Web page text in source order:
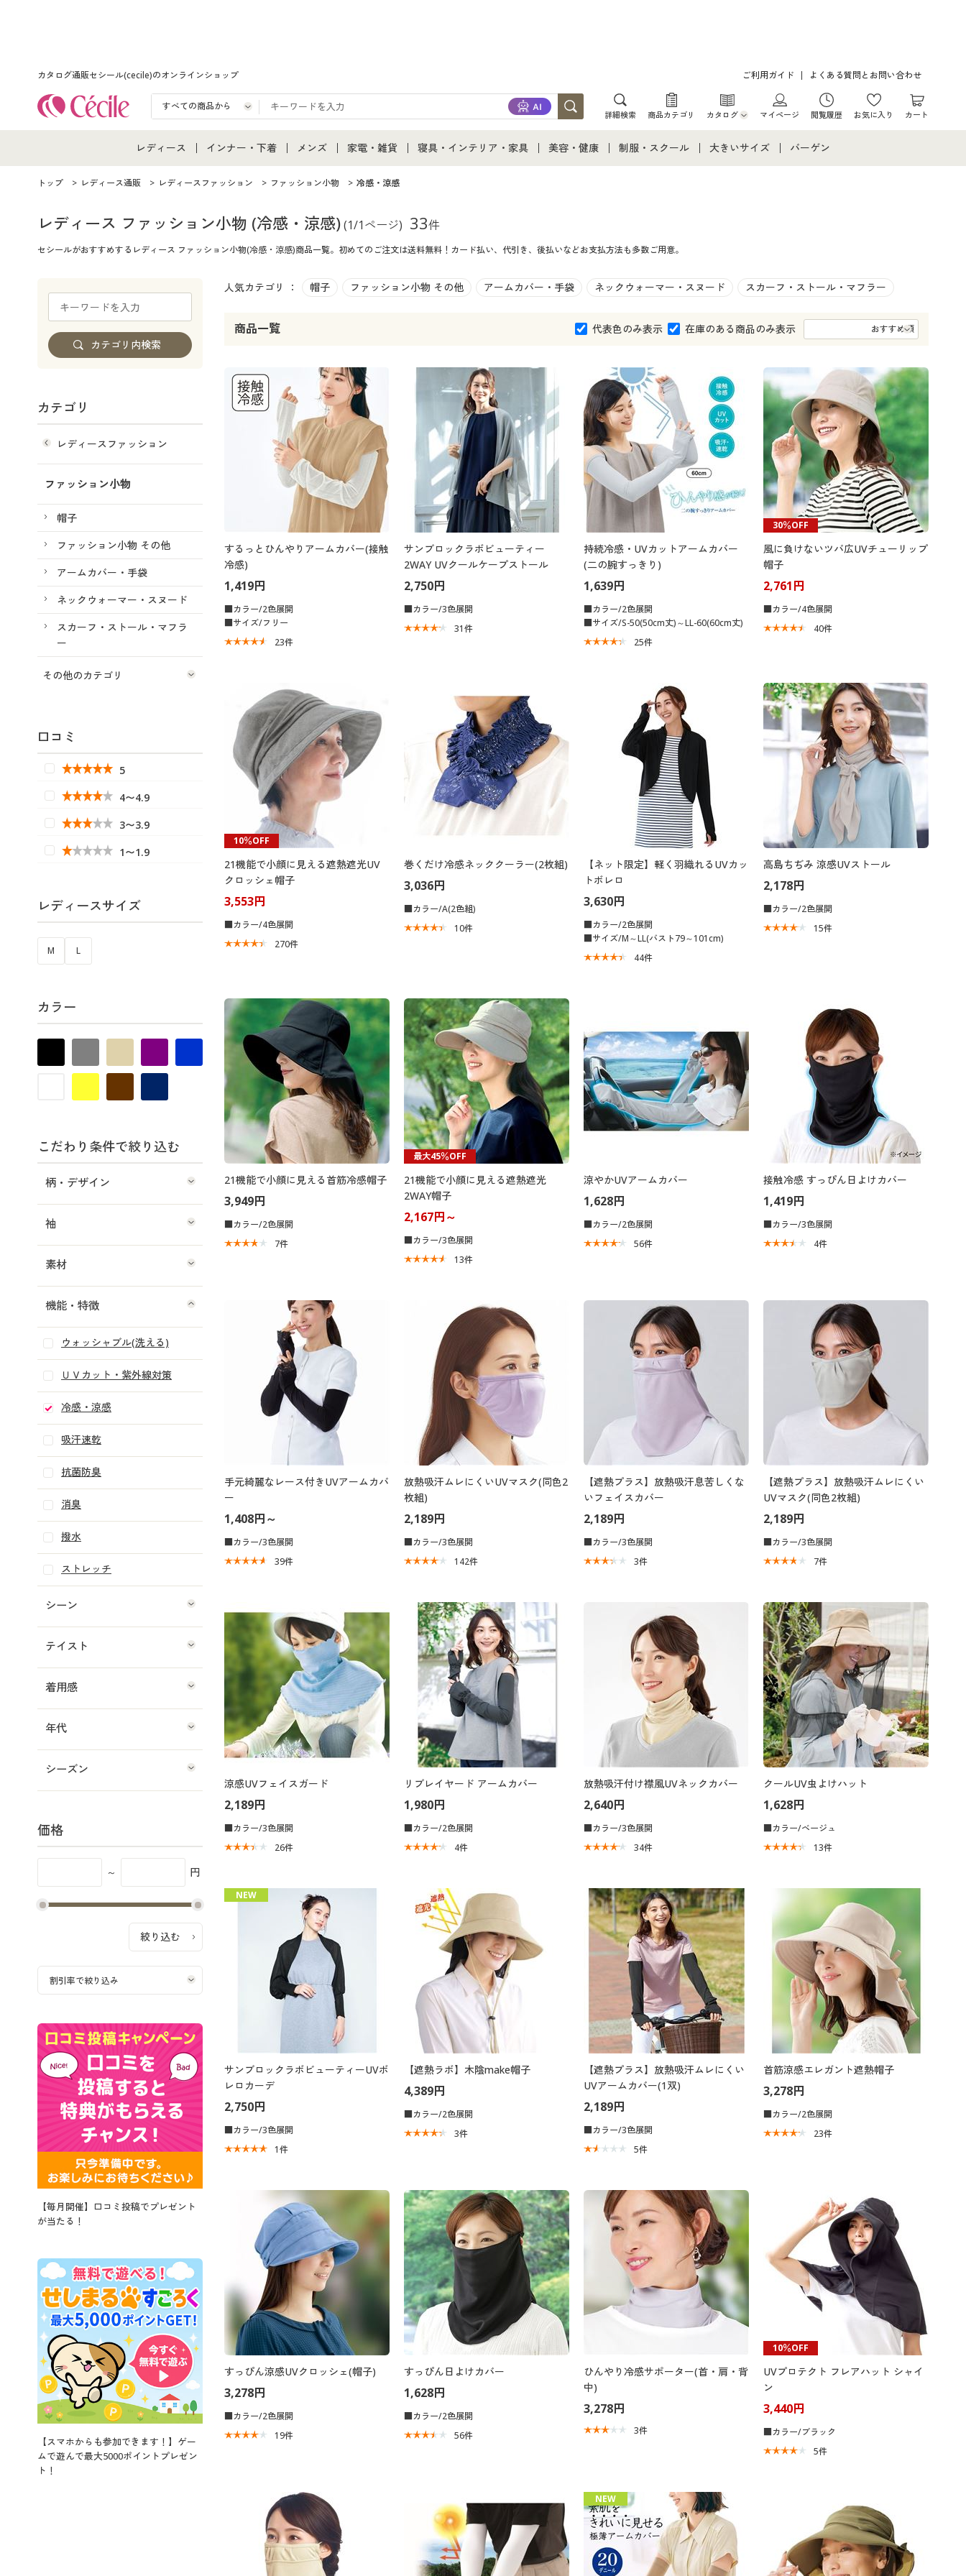
カタログ通販セシール(cecile)のオンラインショップ ご利用ガイド よくある質問とお問い合わせ
詳細検索 商品カテゴリ カタログ
カタログ・チラシからのご注文
マイページ 閲覧履歴 お気に入り カート
レディース
レディース通販すべて
レディースファッション
女性下着
インナー・下着
インナー・下着通販すべて
女性下着
メンズ下着
ジュニア・ティーンズ下着
メンズ
メンズ通販すべて
メンズファッション
メンズ下着
家電・雑貨
家電・雑貨すべて
キッチン・雑貨・日用品
寝具・インテリア・家具
家具・収納
寝具・ベッド
カーテン・ラグ・ファブリック
美容・健康 制服・スクール
ジュニア・ティーンズ下着
大きいサイズ
大きいサイズ メンズ
大きいサイズ 事務・制服
バーゲン
トップ レディース通販 レディースファッション ファッション小物 冷感・涼感
レディース ファッション小物 (冷感・涼感)(1/1ページ) 33件
セシールがおすすめするレディース ファッション小物(冷感・涼感)商品一覧。初めてのご注文は送料無料！カード払い、代引き、後払いなどお支払方法も多数ご用意。
人気カテゴリ ： 帽子 ファッション小物 その他 アームカバー・手袋 ネックウォーマー・スヌード スカーフ・ストール・マフラー
商品一覧 代表色のみ表示 在庫のある商品のみ表示
するっとひんやりアームカバー(接触
冷感)
1,419円
■カラー/2色展開
■サイズ/フリー
23件
サンブロックラボビューティー
2WAY UVクールケープストール
2,750円
■カラー/3色展開
31件
持続冷感・UVカットアームカバー
(二の腕すっきり)
1,639円
■カラー/2色展開
■サイズ/S-50(50cm丈)～LL-60(60cm丈)
25件
30％OFF
風に負けないツバ広UVチューリップ
帽子
2,761円
■カラー/4色展開
40件
10％OFF
21機能で小顔に見える遮熱遮光UV
クロッシェ帽子
3,553円
■カラー/4色展開
270件
巻くだけ冷感ネッククーラー(2枚組)
3,036円
■カラー/A(2色組)
10件
【ネット限定】軽く羽織れるUVカッ
トボレロ
3,630円
■カラー/2色展開
■サイズ/M～LL(バスト79～101cm)
44件
高島ちぢみ 涼感UVストール
2,178円
■カラー/2色展開
15件
21機能で小顔に見える首筋冷感帽子
3,949円
■カラー/2色展開
7件
最大45％OFF
21機能で小顔に見える遮熱遮光
2WAY帽子
2,167円～
■カラー/3色展開
13件
涼やかUVアームカバー
1,628円
■カラー/2色展開
56件
接触冷感 すっぴん日よけカバー
1,419円
■カラー/3色展開
4件
手元綺麗なレース付きUVアームカバ
ー
1,408円～
■カラー/3色展開
39件
放熱吸汗ムレにくいUVマスク(同色2
枚組)
2,189円
■カラー/3色展開
142件
【遮熱プラス】放熱吸汗息苦しくな
いフェイスカバー
2,189円
■カラー/3色展開
3件
【遮熱プラス】放熱吸汗ムレにくい
UVマスク(同色2枚組)
2,189円
■カラー/3色展開
7件
涼感UVフェイスガード
2,189円
■カラー/3色展開
26件
リブレイヤード アームカバー
1,980円
■カラー/2色展開
4件
放熱吸汗付け襟風UVネックカバー
2,640円
■カラー/3色展開
34件
クールUV虫よけハット
1,628円
■カラー/ベージュ
13件
NEW
サンブロックラボビューティーUVボ
レロカーデ
2,750円
■カラー/3色展開
1件
【遮熱ラボ】木陰make帽子
4,389円
■カラー/2色展開
3件
【遮熱プラス】放熱吸汗ムレにくい
UVアームカバー(1双)
2,189円
■カラー/3色展開
5件
首筋涼感エレガント遮熱帽子
3,278円
■カラー/2色展開
23件
すっぴん涼感UVクロッシェ(帽子)
3,278円
■カラー/2色展開
19件
すっぴん日よけカバー
1,628円
■カラー/2色展開
56件
ひんやり冷感サポーター(首・肩・背
中)
3,278円
3件
10％OFF
UVプロテクト フレアハット シャイ
ン
3,440円
■カラー/ブラック
5件
NEW
カテゴリ
レディースファッション
ファッション小物
帽子
ファッション小物 その他
アームカバー・手袋
ネックウォーマー・スヌード
スカーフ・ストール・マフラ
ー
その他のカテゴリ
口コミ
5
4〜4.9
3〜3.9
1〜1.9
レディースサイズ
M L
カラー
こだわり条件で絞り込む
柄・デザイン
袖
素材
機能・特徴
ウォッシャブル(洗える)
ＵＶカット・紫外線対策
冷感・涼感
吸汗速乾
抗菌防臭
消臭
撥水
ストレッチ
シーン
テイスト
着用感
年代
シーズン
価格
～ 円
【毎月開催】口コミ投稿でプレゼント
が当たる！
【スマホからも参加できます！】ゲー
ムで遊んで最大5000ポイントプレゼン
ト！